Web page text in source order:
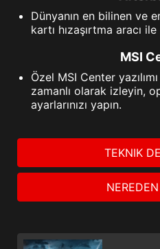
Dünyanın en bilinen ve
kartı hızaşırtma aracı
MSI
Özel MSI Center
zamanlı olarak izleyin,
ayarlarınızı yapın.
TEKNIK